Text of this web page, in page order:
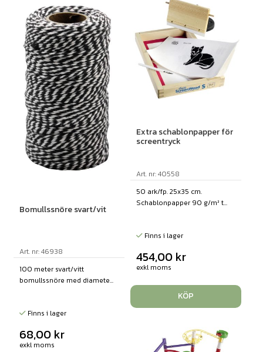
Bomullssnöre svart/vit
Art. nr: 46938
100 meter svart/vitt
bomullssnöre med diamete...
Finns i lager
68,00 kr
exkl moms
Extra schablonpapper för
screentryck
Art. nr: 40558
50 ark/fp. 25x35 cm.
Schablonpapper 90 g/m² t...
Finns i lager
454,00 kr
exkl moms
KÖP